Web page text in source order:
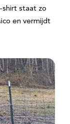
shirt staat zo
en vermijdt